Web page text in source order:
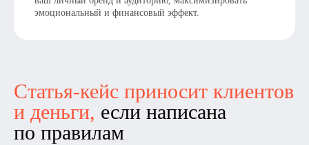
эмоциональный и финансовый эффект.
Статья-кейс приносит клиентов
и деньги, если написана
по правилам